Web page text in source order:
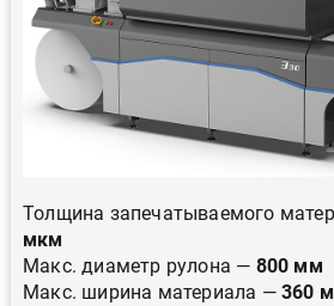
Толщина запечатываемого
мкм
Макс. диаметр рулона — 800 мм
Макс. ширина материала — 360